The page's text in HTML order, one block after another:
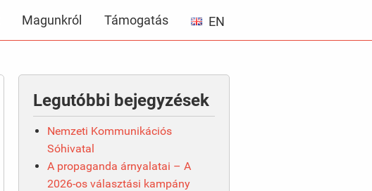
Magunkról Támogatás EN
Legutóbbi bejegyzések
Nemzeti Kommunikációs
Sóhivatal
A propaganda árnyalatai – A
2026-os választási kampány